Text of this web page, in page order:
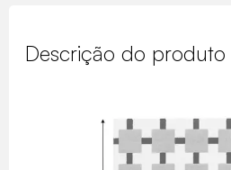
Descrição do produto